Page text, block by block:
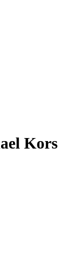
Kors